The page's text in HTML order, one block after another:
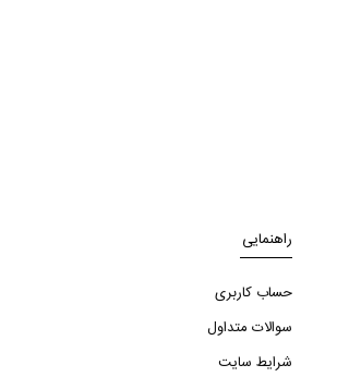
راهنمایی
حساب کاربری
سوالات متداول
شرایط سایت